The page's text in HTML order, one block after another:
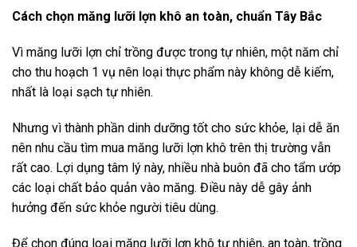
Cách chọn măng lưỡi lợn khô an toàn, chuẩn Tây Bắc
Vì măng lưỡi lợn chỉ trồng được trong tự nhiên, một năm chỉ
cho thu hoạch 1 vụ nên loại thực phẩm này không dễ kiếm,
nhất là loại sạch tự nhiên.
Nhưng vì thành phần dinh dưỡng tốt cho sức khỏe, lại dễ ăn
nên nhu cầu tìm mua măng lưỡi lợn khô trên thị trường vẫn
rất cao. Lợi dụng tâm lý này, nhiều nhà buôn đã cho tẩm ướp
các loại chất bảo quản vào măng. Điều này dễ gây ảnh
hưởng đến sức khỏe người tiêu dùng.
Để chọn đúng loại măng lưỡi lợn khô tự nhiên, an toàn, trồng